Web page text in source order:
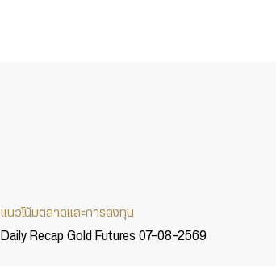
แนวโน้มตลาดและการลงทุน
Daily Recap Gold Futures 07-08-2569